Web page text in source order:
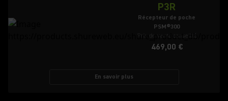
P3R
Récepteur de poche
PSM®300
Prix de vente conseillé
469,00 €
En savoir plus